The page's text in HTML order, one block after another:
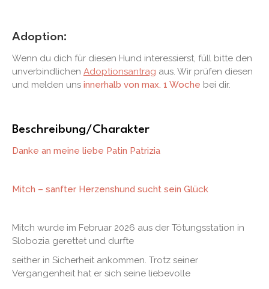
Adoption:
Wenn du dich für diesen Hund interessierst, füll bitte den
unverbindlichen Adoptionsantrag aus. Wir prüfen diesen
und melden uns innerhalb von max. 1 Woche bei dir.
Beschreibung/Charakter
Danke an meine liebe Patin Patrizia
Mitch – sanfter Herzenshund sucht sein Glück
Mitch wurde im Februar 2026 aus der Tötungsstation in
Slobozia gerettet und durfte
seither in Sicherheit ankommen. Trotz seiner
Vergangenheit hat er sich seine liebevolle